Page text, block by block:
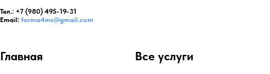
Тел.: +7 (980) 495-19-31
Email: forma4ms@gmail.com
Главная
Все услуги